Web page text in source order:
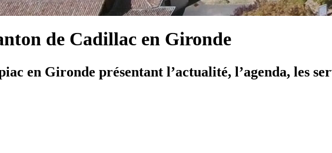
de Cadillac en Gironde
en Gironde présentant l’actualité, l’agenda, les